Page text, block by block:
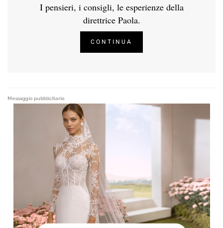
I pensieri, i consigli, le esperienze della
direttrice Paola.
CONTINUA
Messaggio pubblicitario